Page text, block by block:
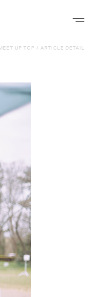
ナビゲ
MEET UP TOP / ARTICLE DETAIL